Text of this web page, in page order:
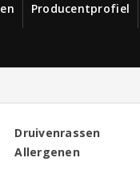
Producentprofiel
Druivenrassen
Allergenen